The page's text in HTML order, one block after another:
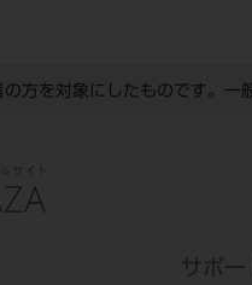
方を対象にしたものです。一
サポー